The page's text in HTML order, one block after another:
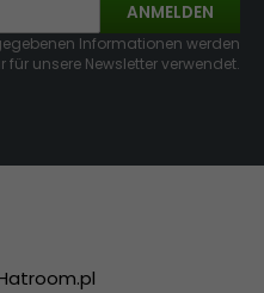
ANMELDEN
Informationen werden
für unsere Newsletter verwendet.